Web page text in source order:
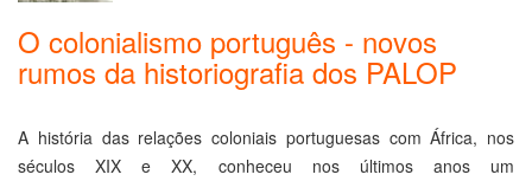
O colonialismo português - novos
rumos da historiografia dos PALOP
A história das relações coloniais portuguesas com África, nos
séculos XIX e XX, conheceu nos últimos anos um